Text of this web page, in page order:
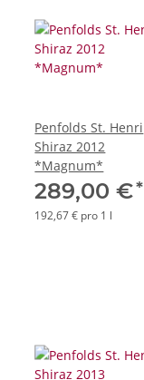
Penfolds St. Henri
Shiraz 2012
*Magnum*
289,00 €*
192,67 € pro 1 l